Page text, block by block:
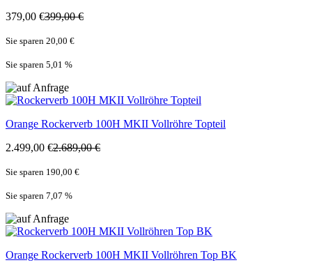
379,00 €399,00 €
Sie sparen 20,00 €
Sie sparen 5,01 %
Orange Rockerverb 100H MKII Vollröhre Topteil
2.499,00 €2.689,00 €
Sie sparen 190,00 €
Sie sparen 7,07 %
Orange Rockerverb 100H MKII Vollröhren Top BK